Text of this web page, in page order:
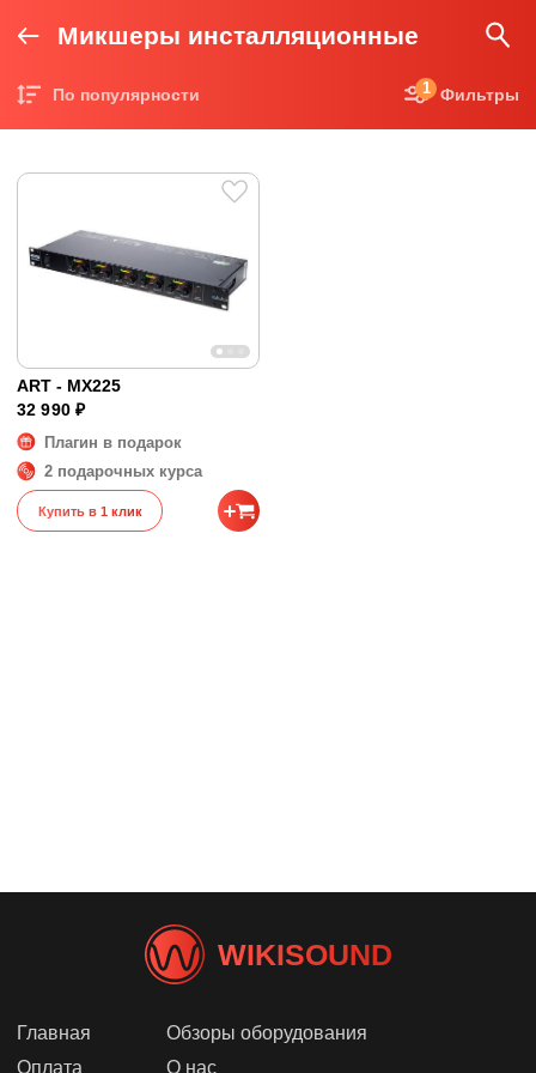
Микшеры инсталляционные
По популярности Фильтры
1
ART - MX225
32 990 ₽
Плагин в подарок
2 подарочных курса
Купить в 1 клик
WIKISOUND
Главная
Оплата
Обзоры оборудования
О нас